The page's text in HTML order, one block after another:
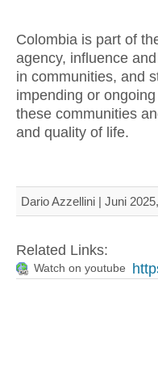
Colombia is part of
agency, influence
in communities, and
impending or
these communities
and quality of life.
Dario Azzellini | Juni
Related Links:
Watch on youtube